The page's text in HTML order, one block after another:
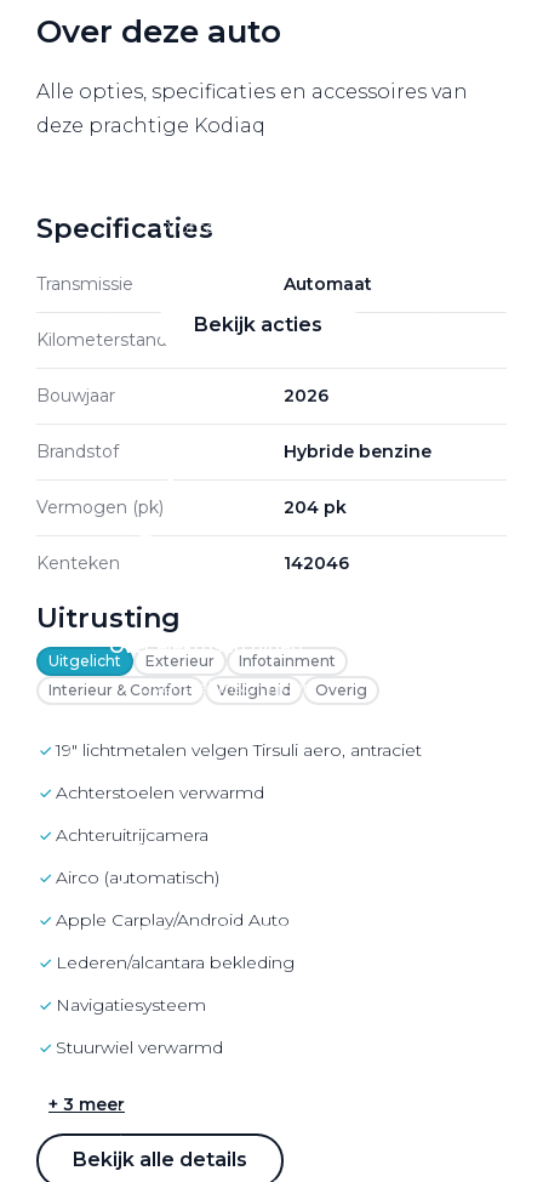
Profiteer van zakelijk
Bekijk acties
Terug
Over elektrisch rijden
Over elektrisch rijden
Onderhoud en kosten
Duurzaamheid
Voordelen
Veelgestelde vragen
Volkswagen
CUPRA
Over deze auto
Alle opties, specificaties en accessoires van
deze prachtige Kodiaq
Specificaties
Transmissie Automaat
Kilometerstand
Bouwjaar 2026
Brandstof Hybride benzine
Vermogen (pk) 204 pk
Kenteken 142046
Uitrusting
Uitgelicht Exterieur
Infotainment
Interieur & Comfort
Veiligheid Overig
19" lichtmetalen velgen Tirsuli aero, antraciet
achterstoelen verwarmd
achteruitrijcamera
airco (automatisch)
Apple Carplay/Android Auto
lederen/alcantara bekleding
navigatiesysteem
stuurwiel verwarmd
+ 3 meer
Bekijk alle details